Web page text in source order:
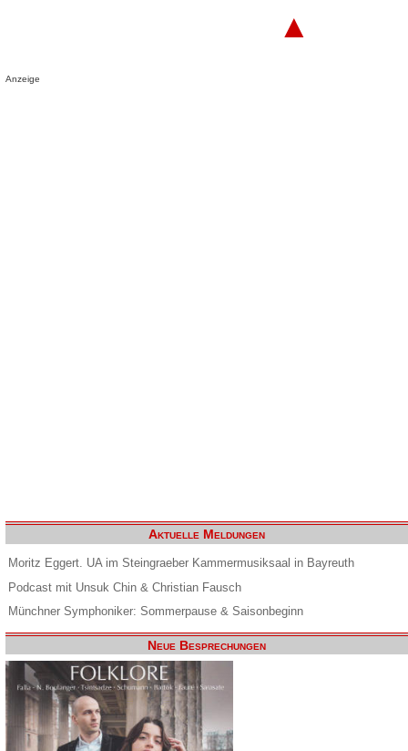
▲
Anzeige
Aktuelle Meldungen
Moritz Eggert. UA im Steingraeber Kammermusiksaal in Bayreuth
Podcast mit Unsuk Chin & Christian Fausch
Münchner Symphoniker: Sommerpause & Saisonbeginn
Neue Besprechungen